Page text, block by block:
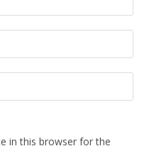
in this browser for the